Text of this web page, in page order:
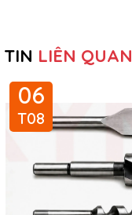
TIN LIÊN QUAN
06
T08